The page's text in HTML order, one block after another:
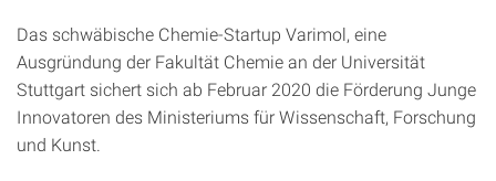
Das schwäbische Chemie-Startup Varimol, eine
Ausgründung der Fakultät Chemie an der Universität
Stuttgart sichert sich ab Februar 2020 die Förderung Junge
Innovatoren des Ministeriums für Wissenschaft, Forschung
und Kunst.